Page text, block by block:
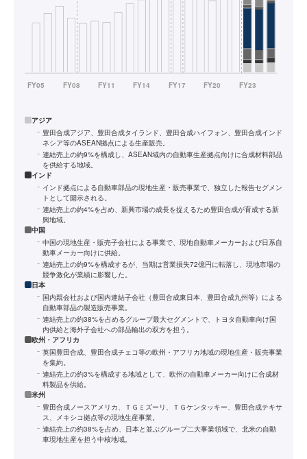
アジア
豊田合成アジア、豊田合成タイランド、豊田合成ハイフォン、豊田合成インド
ネシア等のASEAN拠点による生産販売。
連結売上の約9%を構成し、ASEAN域内の自動車生産拠点向けに合成材料部品
を供給する地域。
インド
インド拠点による自動車部品の現地生産・販売事業で、独立した報告セグメン
トとして開示される。
連結売上の約4%を占め、新興市場の成長を捉えるため豊田合成が育成する新
興地域。
中国
中国の現地生産・販売子会社による事業で、現地自動車メーカーおよび日系自
動車メーカー向けに供給。
連結売上の約9%を構成するが、当期は営業損失72億円に転落し、現地市場の
競争激化が業績に影響した。
日本
国内親会社および国内連結子会社（豊田合成東日本、豊田合成九州等）による
自動車部品の製造販売事業。
連結売上の約38%を占めるグループ最大セグメントで、トヨタ自動車向け国
内供給と海外子会社への部品輸出の双方を担う。
欧州・アフリカ
英国豊田合成、豊田合成チェコ等の欧州・アフリカ地域の現地生産・販売事業
を集約。
連結売上の約3%を構成する地域として、欧州の自動車メーカー向けに合成材
料製品を供給。
米州
豊田合成ノースアメリカ、ＴＧミズーリ、ＴＧケンタッキー、豊田合成テキサ
ス、メキシコ拠点等の現地生産事業。
連結売上の約38%を占め、日本と並ぶグループ二大事業領域で、北米の自動
車現地生産を担う中核地域。